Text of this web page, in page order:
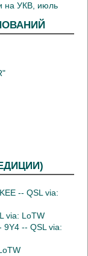
на УКВ, июль
-- QSL via:
via: LoTW
9Y4 -- QSL via: